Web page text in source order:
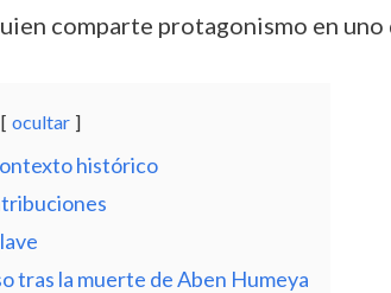
comparte protagonismo en
ocultar
histórico
tras la muerte de Aben Humeya